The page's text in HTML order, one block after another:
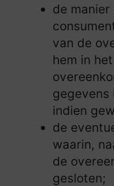
de
van de
hem in
gegevens
indien
de
waarin,
de
gesloten;